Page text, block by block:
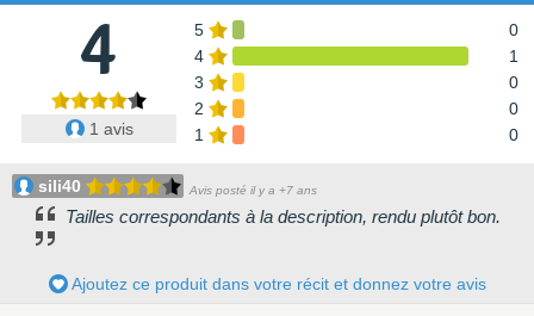
4
1 avis
5
0
4
1
3
0
2
0
1
0
sili40 Avis posté il y a +7 ans
Tailles correspondants à la description, rendu plutôt bon.
Ajoutez ce produit dans votre récit et donnez votre avis